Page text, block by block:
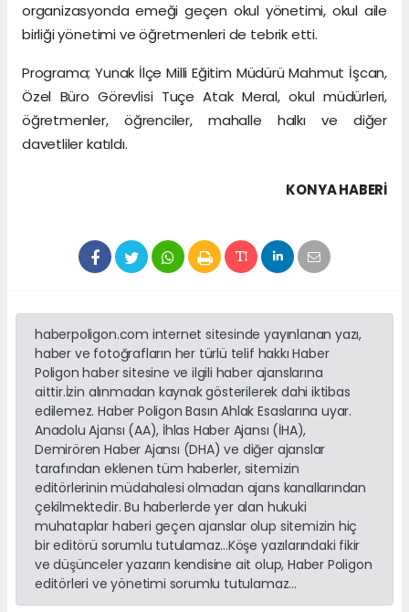
organizasyonda emeği geçen okul yönetimi, okul aile
birliği yönetimi ve öğretmenleri de tebrik etti.
Programa; Yunak İlçe Milli Eğitim Müdürü Mahmut İşcan,
Özel Büro Görevlisi Tuçe Atak Meral, okul müdürleri,
öğretmenler, öğrenciler, mahalle halkı ve diğer
davetliler katıldı.
KONYA HABERİ
haberpoligon.com internet sitesinde yayınlanan yazı,
haber ve fotoğrafların her türlü telif hakkı Haber
Poligon haber sitesine ve ilgili haber ajanslarına
aittir.İzin alınmadan kaynak gösterilerek dahi iktibas
edilemez. Haber Poligon Basın Ahlak Esaslarına uyar.
Anadolu Ajansı (AA), İhlas Haber Ajansı (İHA),
Demirören Haber Ajansı (DHA) ve diğer ajanslar
tarafından eklenen tüm haberler, sitemizin
editörlerinin müdahalesi olmadan ajans kanallarından
çekilmektedir. Bu haberlerde yer alan hukuki
muhataplar haberi geçen ajanslar olup sitemizin hiç
bir editörü sorumlu tutulamaz...Köşe yazılarındaki fikir
ve düşünceler yazarın kendisine ait olup, Haber Poligon
editörleri ve yönetimi sorumlu tutulamaz...